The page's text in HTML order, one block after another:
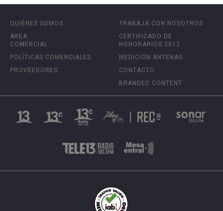
QUIÉNES SOMOS
ÁREA
COMERCIAL
POLÍTICAS COMERCIALES
PROVEEDORES
TRABAJA CON NOSOTROS
CERTIFICADO DE
HONORARIOS 2012
MEDICIÓN ANTENAS
CONTACTO
BRANDED CONTENT